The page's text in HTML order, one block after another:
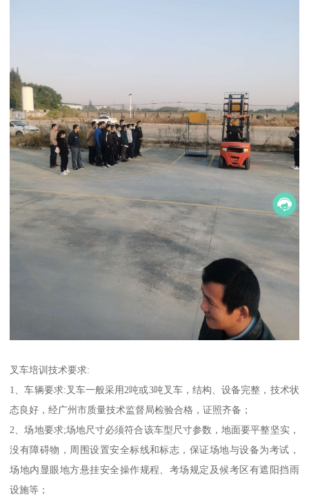
叉车培训技术要求:
1、车辆要求:叉车一般采用2吨或3吨叉车，结构、设备完整，技术状
态良好，经广州市质量技术监督局检验合格，证照齐备；
2、场地要求;场地尺寸必须符合该车型尺寸参数，地面要平整坚实，
没有障碍物，周围设置安全标线和标志，保证场地与设备为考试，
场地内显眼地方悬挂安全操作规程、考场规定及候考区有遮阳挡雨
设施等；